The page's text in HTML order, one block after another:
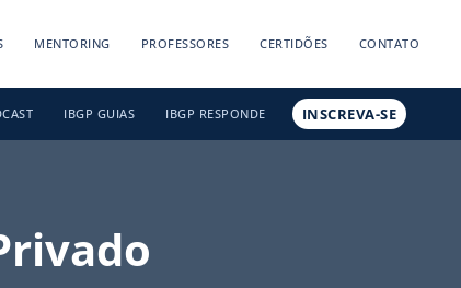
MENTORING PROFESSORES CERTIDÕES CONTATO
IBGP GUIAS IBGP RESPONDE INSCREVA-SE